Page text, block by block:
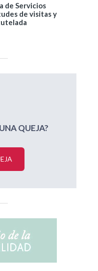
de Servicios
de visitas y
QUEJA?